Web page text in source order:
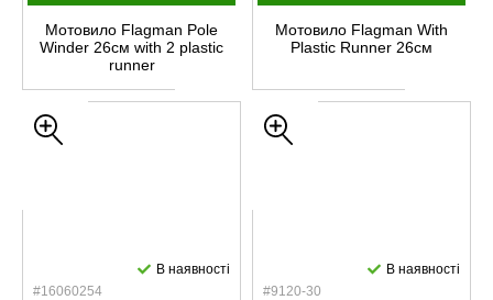
Мотовило Flagman Pole
Winder 26см with 2 plastic
runner
Мотовило Flagman With
Plastic Runner 26см
#16060254
В наявності
#9120-30
В наявності